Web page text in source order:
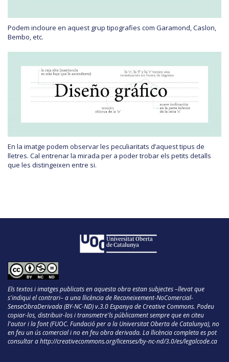
Podem incloure en aquest grup tipografies com Garamond, Caslon,
Bembo, etc.
En la imatge podem observar les peculiaritats d’aquest tipus de
lletres. Cal entrenar la mirada per a poder trobar els petits detalls
que les distingeixen entre si.
Els textos i imatges publicats en aquesta obra estan subjectes –llevat que
s'indiqui el contrari– a una llicència de Reconeixement-NoComercial-
SenseObraDerivada (BY-NC-ND) v.3.0 Espanya de Creative Commons. Podeu
copiar-los, distribuir-los i transmetre'ls públicament sempre que en citeu
l'autor i la font (FUOC. Fundació per a la Universitat Oberta de Catalunya), no
en feu un ús comercial i no en feu obra derivada. La llicència completa es pot
consultar ahttp://creativecommons.org/licenses/by-nc-nd/3.0/es/legalcode.ca